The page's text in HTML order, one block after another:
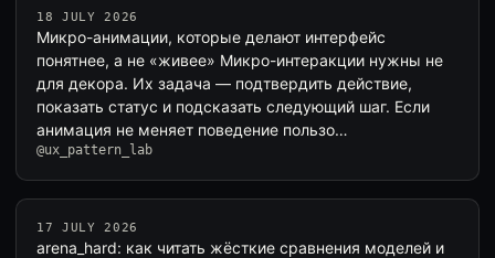
18 JULY 2026
Микро-анимации, которые делают интерфейс
понятнее, а не «живее» Микро-интеракции нужны не
для декора. Их задача — подтвердить действие,
показать статус и подсказать следующий шаг. Если
анимация не меняет поведение пользо…
@ux_pattern_lab
17 JULY 2026
arena_hard: как читать жёсткие сравнения моделей и